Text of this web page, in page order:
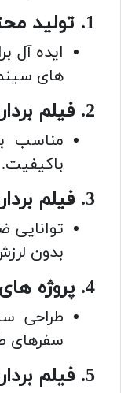
1. تولید محتوای سینمایی:
ایده آل
های
2. فیلم برداری تجاری و تبلیغاتی:
مناسب
باکیفیت.
3. فیلم برداری ورزشی و اکشن:
بدون
4. پروژه های مستند و سفر:
طراحی
سفرهای
5. فیلم برداری در مراسم: